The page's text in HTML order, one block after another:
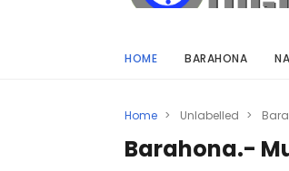
HOME BARAHONA
Home > Unlabelled >
Barahona.-